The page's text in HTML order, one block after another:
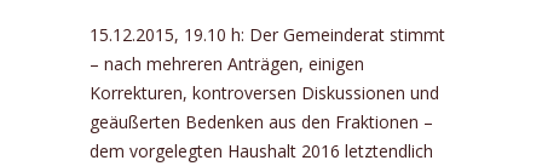
15.12.2015, 19.10 h: Der Gemeinderat stimmt
– nach mehreren Anträgen, einigen
Korrekturen, kontroversen Diskussionen und
geäußerten Bedenken aus den Fraktionen –
dem vorgelegten Haushalt 2016 letztendlich